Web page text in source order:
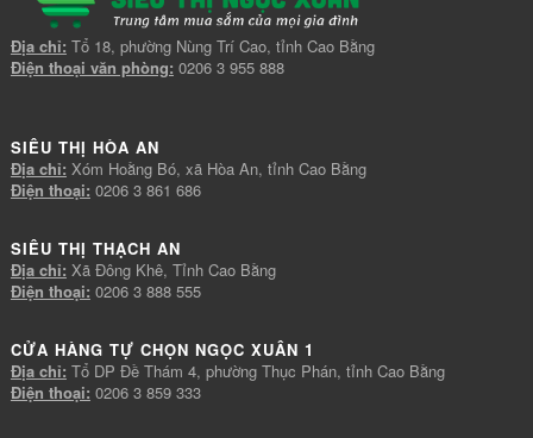
Địa chỉ: Tổ 18, phường Nùng Trí Cao, tỉnh Cao Bằng
Điện thoại văn phòng: 0206 3 955 888
SIÊU THỊ HÒA AN
Địa chỉ: Xóm Hoằng Bó, xã Hòa An, tỉnh Cao Bằng
Điện thoại: 0206 3 861 686
SIÊU THỊ THẠCH AN
Địa chỉ: Xã Đông Khê, Tỉnh Cao Bằng
Điện thoại: 0206 3 888 555
CỬA HÀNG TỰ CHỌN NGỌC XUÂN 1
Địa chỉ: Tổ DP Đề Thám 4, phường Thục Phán, tỉnh Cao Bằng
Điện thoại: 0206 3 859 333